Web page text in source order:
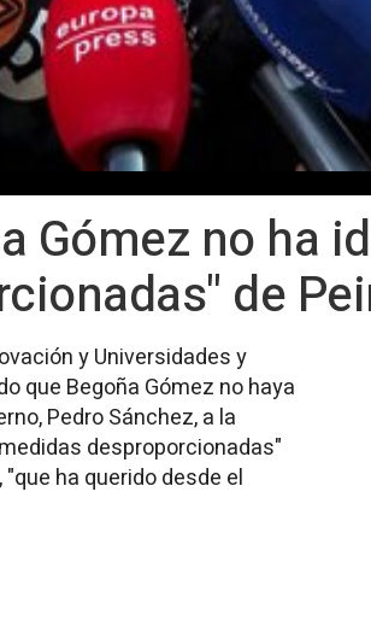
Gómez no ha
de
y Universidades y
que Begoña Gómez no haya
Pedro Sánchez, a la
desproporcionadas"
ha querido desde el